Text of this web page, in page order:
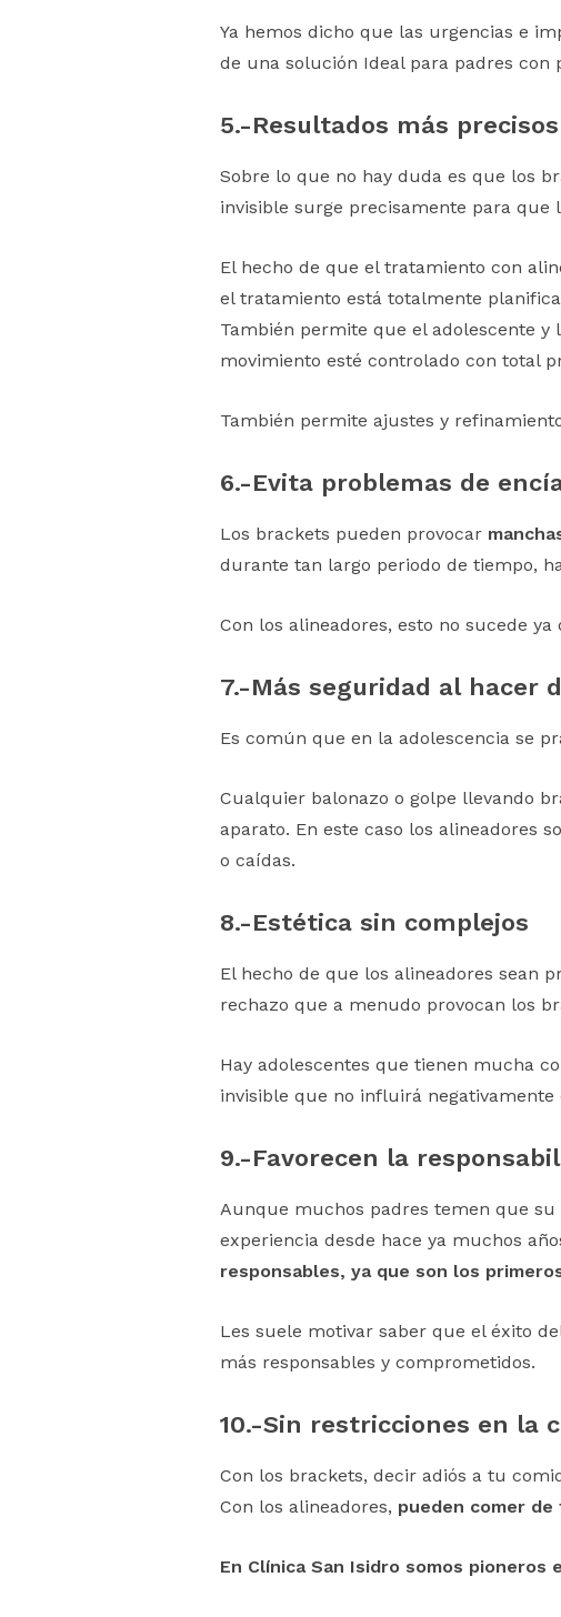
Ya hemos dicho que las urgencias e
de una solución Ideal para padres con
5.-Resultados más
Sobre lo que no hay duda es que los
invisible surge precisamente para
El hecho de que el tratamiento con
el tratamiento está totalmente
También permite que el adolescente y
movimiento esté controlado con total
También permite ajustes y
6.-Evita problemas de
Los brackets pueden provocar
durante tan largo periodo de tiempo,
Con los alineadores, esto no sucede
7.-Más seguridad al hacer
Es común que en la adolescencia se
Cualquier balonazo o golpe llevando
aparato. En este caso los alineadores
o caídas.
8.-Estética sin complejos
El hecho de que los alineadores sean
rechazo que a menudo provocan los
Hay adolescentes que tienen mucha
invisible que no influirá
9.-Favorecen la
Aunque muchos padres temen que su
experiencia desde hace ya muchos
responsables, ya que son los
Les suele motivar saber que el éxito
más responsables y comprometidos.
10.-Sin restricciones en la
Con los brackets, decir adiós a tu
Con los alineadores, pueden comer de
En Clínica San Isidro somos